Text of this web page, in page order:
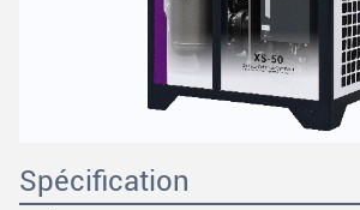
Spécification